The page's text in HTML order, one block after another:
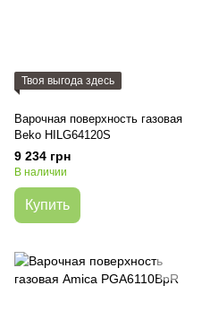
Твоя выгода здесь
Варочная поверхность газовая
Beko HILG64120S
9 234 грн
В наличии
Купить